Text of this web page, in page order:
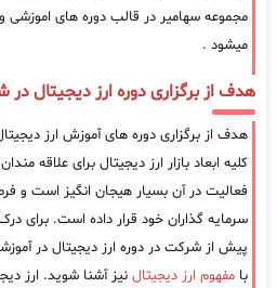
مجموعه سهامیر در قالب دوره های اموزشی و
میشود .
هدف از برگزاری دوره ارز دیجیتال در
هدف از برگزاری دوره های آموزش ارز
کلیه ابعاد بازار ارز دیجیتال برای علاقه
فعالیت در آن بسیار هیجان انگیز است و
سرمایه گذاران خود قرار داده است. برای
پیش از شرکت در دوره ارز دیجیتال در
با مفهوم ارز دیجیتال نیز آشنا شوید. ارز